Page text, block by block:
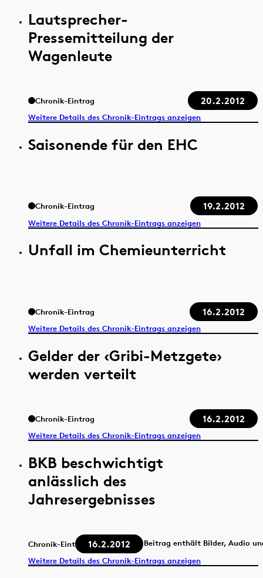
Lautsprecher-
Pressemitteilung der
Wagenleute
Chronik-Eintrag 20.2.2012
Weitere Details des Chronik-Eintrags anzeigen
Saisonende für den EHC
Chronik-Eintrag 19.2.2012
Weitere Details des Chronik-Eintrags anzeigen
Unfall im Chemieunterricht
Chronik-Eintrag 16.2.2012
Weitere Details des Chronik-Eintrags anzeigen
Gelder der ‹Gribi-Metzgete›
werden verteilt
Chronik-Eintrag 16.2.2012
Weitere Details des Chronik-Eintrags anzeigen
BKB beschwichtigt
anlässlich des
Jahresergebnisses
Chronik-Eintrag 16.2.2012
Beitrag enthält Bilder, Audio
Weitere Details des Chronik-Eintrags anzeigen